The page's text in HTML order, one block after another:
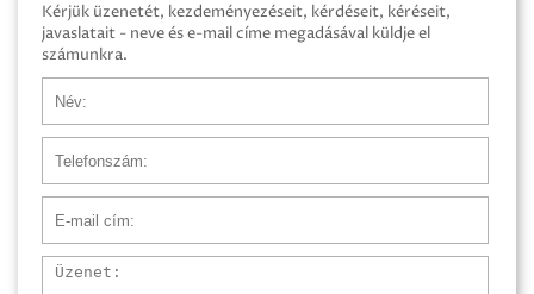
Kérjük üzenetét, kezdeményezéseit, kérdéseit, kéréseit,
javaslatait - neve és e-mail címe megadásával küldje el
számunkra.
Üzenet